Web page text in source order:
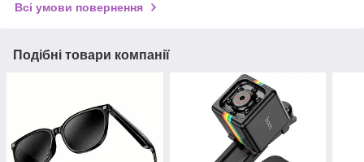
Всі умови повернення
Подібні товари компанії